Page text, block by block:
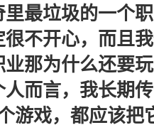
最垃圾的一个
不开心，而且
那为什么还要
而言，我长期
游戏，都应该把